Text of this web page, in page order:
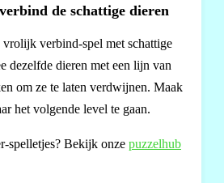
de schattige dieren
vrolijk verbind-spel met schattige
dezelfde dieren met een lijn van
om ze te laten verdwijnen. Maak
het volgende level te gaan.
spelletjes? Bekijk onze puzzelhub